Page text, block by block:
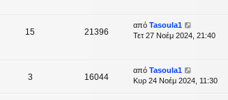
15 21396
από Tasoula1
Τετ 27 Νοέμ 2024, 21:40
3 16044
από Tasoula1
Κυρ 24 Νοέμ 2024, 11:30